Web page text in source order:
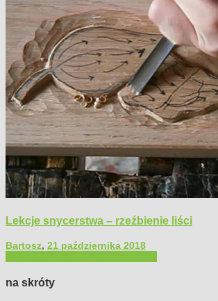
Lekcje snycerstwa – rzeźbienie liści
Bartosz, 21 października 2018
na skróty